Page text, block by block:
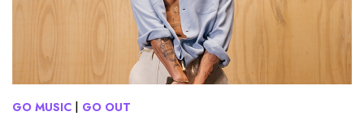
GO MUSIC | GO OUT